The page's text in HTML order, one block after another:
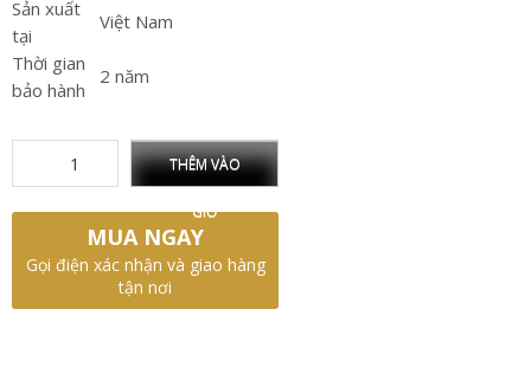
Sản xuất
tại
Việt Nam
Thời gian
bảo hành
2 năm
THÊM VÀO
GIỎ
MUA NGAY
Gọi điện xác nhận và giao hàng
tận nơi